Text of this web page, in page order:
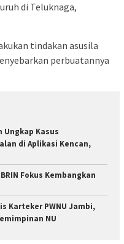
di Teluknaga,
tindakan asusila
perbuatannya
Ungkap Kasus
di Aplikasi Kencan,
Fokus Kembangkan
Karteker PWNU Jambi,
NU